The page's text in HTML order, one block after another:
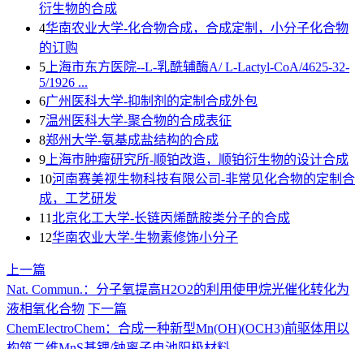
衍生物的合成
4华南农业大学-化合物合成，合成定制，小分子化合物
的订购
5 上海市东方医院--L-乳酰辅酶A/ L-Lactyl-CoA/4625-32-
5/1926 ...
6广州医科大学-抑制剂的定制合成外包
7温州医科大学-聚合物的合成表征
8郑州大学-氨基成盐结构的合成
9 上海巿肿瘤研究所-顺铂改造，顺铂衍生物的设计合成
10河南赛美视生物科技有限公司-非常见化合物的定制合
成，工艺研发
11北京化工大学-长链丙烯酰胺类分子的合成
12华南农业大学-生物素修饰小分子
上一篇
Nat. Commun.：分子氧提高H2O2的利用使甲烷光催化转化为
液相氧化合物 下一篇
ChemElectroChem：合成一种新型Mn(OH)(OCH3)前驱体用以